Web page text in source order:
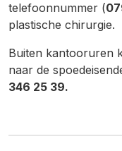
telefoonnummer (
plastische chirurgie.
Buiten kantooruren
naar de
346 25 39.